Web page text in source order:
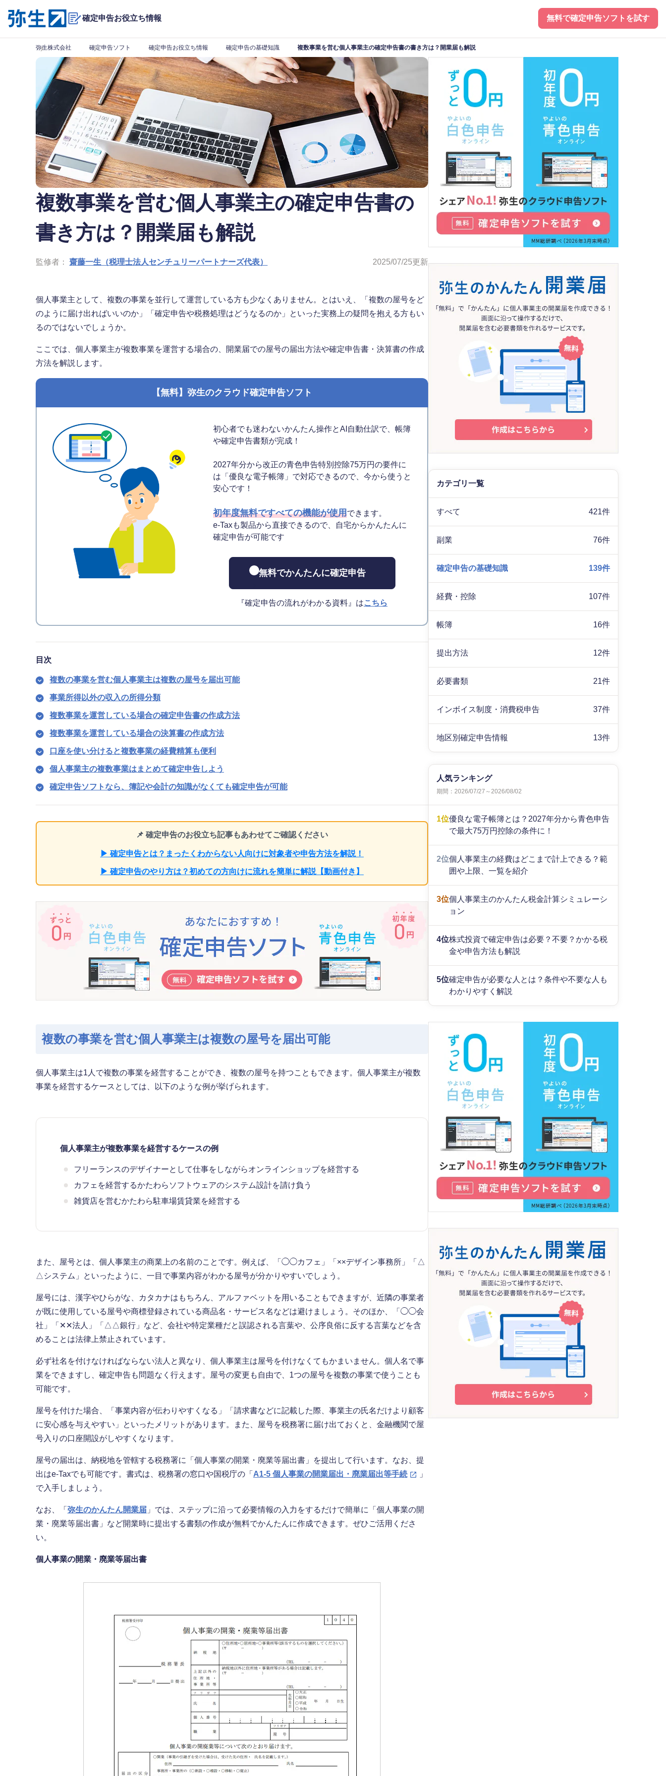
確定申告お役立ち情報 無料で確定申告ソフトを試す
弥生株式会社 確定申告ソフト 確定申告お役立ち情報 確定申告の基礎知識 複数事業を営む個人事業主の確定申告書の書き方は？開業届も解説
複数事業を営む個人事業主の確定申告書の
書き方は？開業届も解説
監修者： 齋藤一生（税理士法人センチュリーパートナーズ代表） 2025/07/25更新
個人事業主として、複数の事業を並行して運営している方も少なくありません。とはいえ、「複数の屋号をど
のように届け出ればいいのか」「確定申告や税務処理はどうなるのか」といった実務上の疑問を抱える方もい
るのではないでしょうか。
ここでは、個人事業主が複数事業を運営する場合の、開業届での屋号の届出方法や確定申告書・決算書の作成
方法を解説します。
【無料】弥生のクラウド確定申告ソフト
初心者でも迷わないかんたん操作とAI自動仕訳で、帳簿
や確定申告書類が完成！
2027年分から改正の青色申告特別控除75万円の要件に
は「優良な電子帳簿」で対応できるので、今から使うと
安心です！
初年度無料ですべての機能が使用できます。
e-Taxも製品から直接できるので、自宅からかんたんに
確定申告が可能です
無料でかんたんに確定申告
『確定申告の流れがわかる資料』はこちら
目次
複数の事業を営む個人事業主は複数の屋号を届出可能
事業所得以外の収入の所得分類
複数事業を運営している場合の確定申告書の作成方法
複数事業を運営している場合の決算書の作成方法
口座を使い分けると複数事業の経費精算も便利
個人事業主の複数事業はまとめて確定申告しよう
確定申告ソフトなら、簿記や会計の知識がなくても確定申告が可能
📌 確定申告のお役立ち記事もあわせてご確認ください
▶ 確定申告とは？まったくわからない人向けに対象者や申告方法を解説！
▶ 確定申告のやり方は？初めての方向けに流れを簡単に解説【動画付き】
複数の事業を営む個人事業主は複数の屋号を届出可能
個人事業主は1人で複数の事業を経営することができ、複数の屋号を持つこともできます。個人事業主が複数
事業を経営するケースとしては、以下のような例が挙げられます。
個人事業主が複数事業を経営するケースの例
フリーランスのデザイナーとして仕事をしながらオンラインショップを経営する
カフェを経営するかたわらソフトウェアのシステム設計を請け負う
雑貨店を営むかたわら駐車場賃貸業を経営する
また、屋号とは、個人事業主の商業上の名前のことです。例えば、「◯◯カフェ」「××デザイン事務所」「△
△システム」といったように、一目で事業内容がわかる屋号が分かりやすいでしょう。
屋号には、漢字やひらがな、カタカナはもちろん、アルファベットを用いることもできますが、近隣の事業者
が既に使用している屋号や商標登録されている商品名・サービス名などは避けましょう。そのほか、「◯◯会
社」「✕✕法人」「△△銀行」など、会社や特定業種だと誤認される言葉や、公序良俗に反する言葉などを含
めることは法律上禁止されています。
必ず社名を付けなければならない法人と異なり、個人事業主は屋号を付けなくてもかまいません。個人名で事
業をできますし、確定申告も問題なく行えます。屋号の変更も自由で、1つの屋号を複数の事業で使うことも
可能です。
屋号を付けた場合、「事業内容が伝わりやすくなる」「請求書などに記載した際、事業主の氏名だけより顧客
に安心感を与えやすい」といったメリットがあります。また、屋号を税務署に届け出ておくと、金融機関で屋
号入りの口座開設がしやすくなります。
屋号の届出は、納税地を管轄する税務署に「個人事業の開業・廃業等届出書」を提出して行います。なお、提
出はe-Taxでも可能です。書式は、税務署の窓口や国税庁の「 A1-5 個人事業の開業届出・廃業届出等手続
」
で入手しましょう。
なお、「 弥生のかんたん開業届 」では、ステップに沿って必要情報の入力をするだけで簡単に「個人事業の開
業・廃業等届出書」など開業時に提出する書類の作成が無料でかんたんに作成できます。ぜひご活用くださ
い。
個人事業の開業・廃業等届出書
カテゴリ一覧
すべて 421件
副業 76件
確定申告の基礎知識 139件
経費・控除 107件
帳簿 16件
提出方法 12件
必要書類 21件
インボイス制度・消費税申告 37件
地区別確定申告情報 13件
人気ランキング
期間：2026/07/27～2026/08/02
1位優良な電子帳簿とは？2027年分から青色申告
で最大75万円控除の条件に！
2位個人事業主の経費はどこまで計上できる？範
囲や上限、一覧を紹介
3位個人事業主のかんたん税金計算シミュレーシ
ョン
4位株式投資で確定申告は必要？不要？かかる税
金や申告方法も解説
5位確定申告が必要な人とは？条件や不要な人も
わかりやすく解説